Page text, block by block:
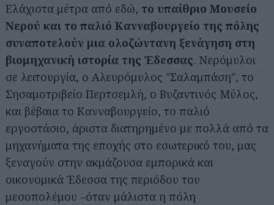
Ελάχιστα μέτρα από εδώ, το υπαίθριο Μουσείο
Νερού και το παλιό Κανναβουργείο της πόλης
συναποτελούν μια ολοζώντανη ξενάγηση στη
βιομηχανική ιστορία της Έδεσσας. Νερόμυλοι
σε λειτουργία, ο Αλευρόμυλος "Σαλαμπάση", το
Σησαμοτριβείο Περτσεμλή, ο Βυζαντινός Μύλος,
και βέβαια το Κανναβουργείο, το παλιό
εργοστάσιο, άριστα διατηρημένο με πολλά από τα
μηχανήματα της εποχής στο εσωτερικό του, μας
ξεναγούν στην ακμάζουσα εμπορικά και
οικονομικά Έδεσσα της περιόδου του
μεσοπολέμου –όταν μάλιστα η πόλη